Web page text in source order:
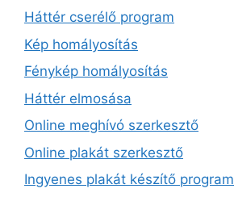
Háttér cserélő program
Kép homályosítás
Fénykép homályosítás
Háttér elmosása
Online meghívó szerkesztő
Online plakát szerkesztő
Ingyenes plakát készítő program